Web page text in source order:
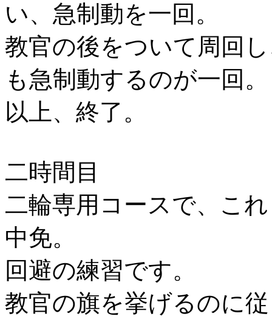
い、急制動を一回。
教官の後をついて周回
も急制動するのが一回。
以上、終了。
二時間目
二輪専用コースで、こ
中免。
回避の練習です。
教官の旗を挙げるのに